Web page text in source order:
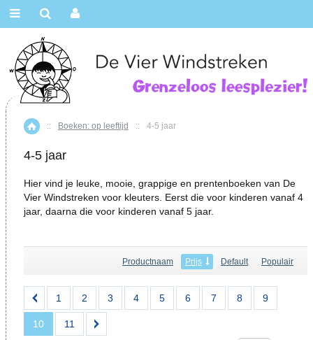
Home
:: Boeken: op leeftijd :: 4-5 jaar
4-5 jaar
Hier vind je leuke, mooie, grappige en prentenboeken van De
Vier Windstreken voor kleuters. Eerst die voor kinderen vanaf 4
jaar, daarna die voor kinderen vanaf 5 jaar.
Productnaam Prijs Default Populair
1 2 3 4 5 6 7 8 9
10 11